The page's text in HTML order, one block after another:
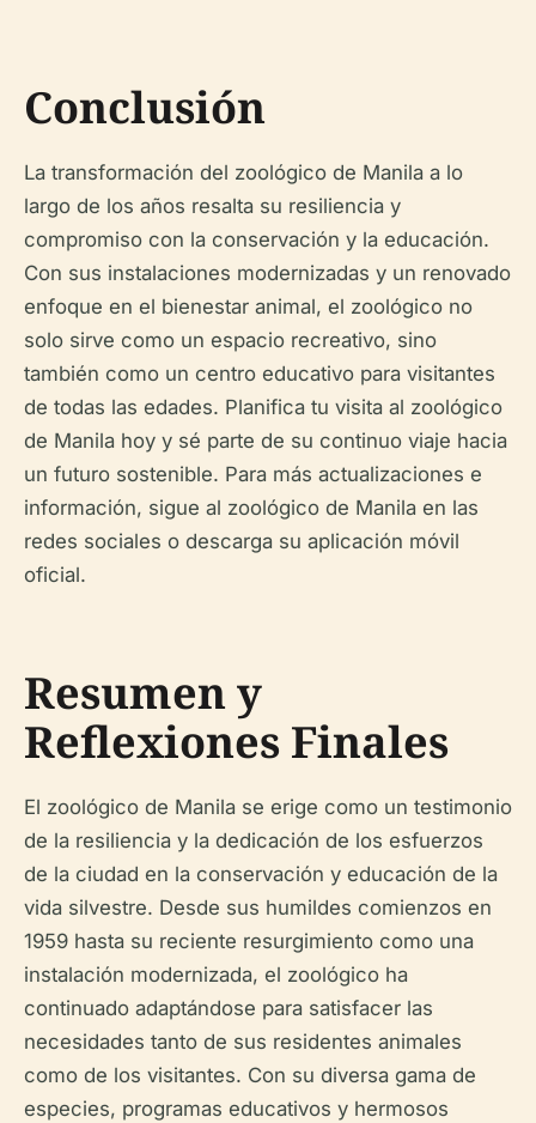
Conclusión
La transformación del zoológico de Manila a lo
largo de los años resalta su resiliencia y
compromiso con la conservación y la educación.
Con sus instalaciones modernizadas y un renovado
enfoque en el bienestar animal, el zoológico no
solo sirve como un espacio recreativo, sino
también como un centro educativo para visitantes
de todas las edades. Planifica tu visita al zoológico
de Manila hoy y sé parte de su continuo viaje hacia
un futuro sostenible. Para más actualizaciones e
información, sigue al zoológico de Manila en las
redes sociales o descarga su aplicación móvil
oficial.
Resumen y
Reflexiones Finales
El zoológico de Manila se erige como un testimonio
de la resiliencia y la dedicación de los esfuerzos
de la ciudad en la conservación y educación de la
vida silvestre. Desde sus humildes comienzos en
1959 hasta su reciente resurgimiento como una
instalación modernizada, el zoológico ha
continuado adaptándose para satisfacer las
necesidades tanto de sus residentes animales
como de los visitantes. Con su diversa gama de
especies, programas educativos y hermosos